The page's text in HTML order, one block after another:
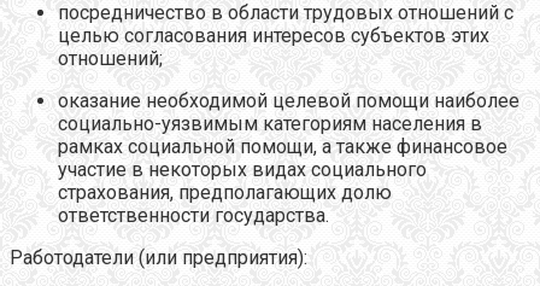
посредничество в области трудовых отношений с
целью согласования интересов субъектов этих
отношений;
оказание необходимой целевой помощи наиболее
социально-уязвимым категориям населения в
рамках социальной помощи, а также финансовое
участие в некоторых видах социального
страхования, предполагающих долю
ответственности государства.
Работодатели (или предприятия):